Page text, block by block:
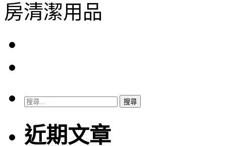
房清潔用品
搜
關
鍵
近期文章